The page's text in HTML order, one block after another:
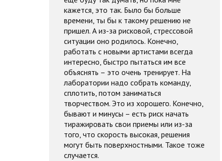
кажется, это так. Было бы больше
времени, ты бы к такому решению не
пришел. А из-за рисковой, стрессовой
ситуации оно родилось. Конечно,
работать с новыми артистами всегда
интересно, быстро пытаться им все
объяснять – это очень тренирует. На
лаборатории надо собрать команду,
сплотить, потом заниматься
творчеством. Это из хорошего. Конечно,
бывают и минусы – есть риск начать
тиражировать свои приемы или из-за
того, что скорость высокая, решения
могут быть поверхностными. Такое тоже
случается.